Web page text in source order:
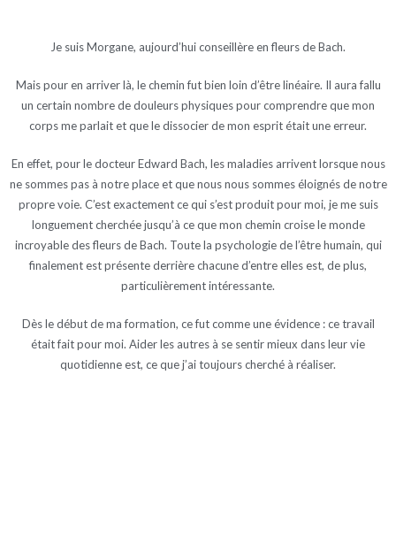
Je suis Morgane, aujourd’hui conseillère en fleurs de Bach.
Mais pour en arriver là, le chemin fut bien loin d’être linéaire. Il aura fallu
un certain nombre de douleurs physiques pour comprendre que mon
corps me parlait et que le dissocier de mon esprit était une erreur.
En effet, pour le docteur Edward Bach, les maladies arrivent lorsque nous
ne sommes pas à notre place et que nous nous sommes éloignés de notre
propre voie. C’est exactement ce qui s’est produit pour moi, je me suis
longuement cherchée jusqu’à ce que mon chemin croise le monde
incroyable des fleurs de Bach. Toute la psychologie de l’être humain, qui
finalement est présente derrière chacune d’entre elles est, de plus,
particulièrement intéressante.
Dès le début de ma formation, ce fut comme une évidence : ce travail
était fait pour moi. Aider les autres à se sentir mieux dans leur vie
quotidienne est, ce que j’ai toujours cherché à réaliser.